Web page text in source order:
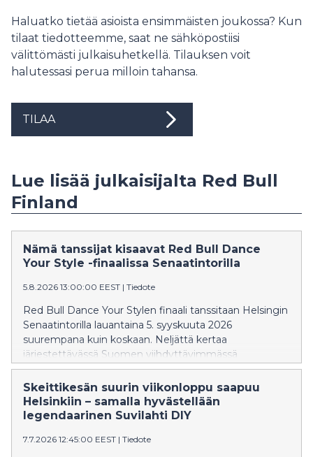
Haluatko tietää asioista ensimmäisten joukossa? Kun
tilaat tiedotteemme, saat ne sähköpostiisi
välittömästi julkaisuhetkellä. Tilauksen voit
halutessasi perua milloin tahansa.
TILAA
Lue lisää julkaisijalta Red Bull
Finland
Nämä tanssijat kisaavat Red Bull Dance
Your Style -finaalissa Senaatintorilla
5.8.2026 13:00:00 EEST | Tiedote
Red Bull Dance Your Stylen finaali tanssitaan Helsingin
Senaatintorilla lauantaina 5. syyskuuta 2026
suurempana kuin koskaan. Neljättä kertaa
järjestettävässä Suomen viihdyttävimmässä
katutanssitapahtumassa nähdään 16 maan
kärkitanssijaa, jotka edustavat laajasti eri
katutanssilajeja. Mukana on 12 kutsuttua finalistia sekä
neljä Oulun ja Helsingin karsinnoista valittua tanssijaa.
Skeittikesän suurin viikonloppu saapuu
Helsinkiin – samalla hyvästellään
legendaarinen Suvilahti DIY
7.7.2026 12:45:00 EEST | Tiedote